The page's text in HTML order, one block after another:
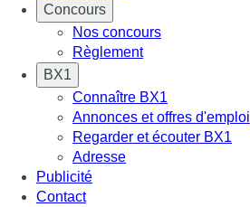
Concours
Nos concours
Règlement
BX1
Connaître BX1
Annonces et offres d'emploi
Regarder et écouter BX1
Adresse
Publicité
Contact